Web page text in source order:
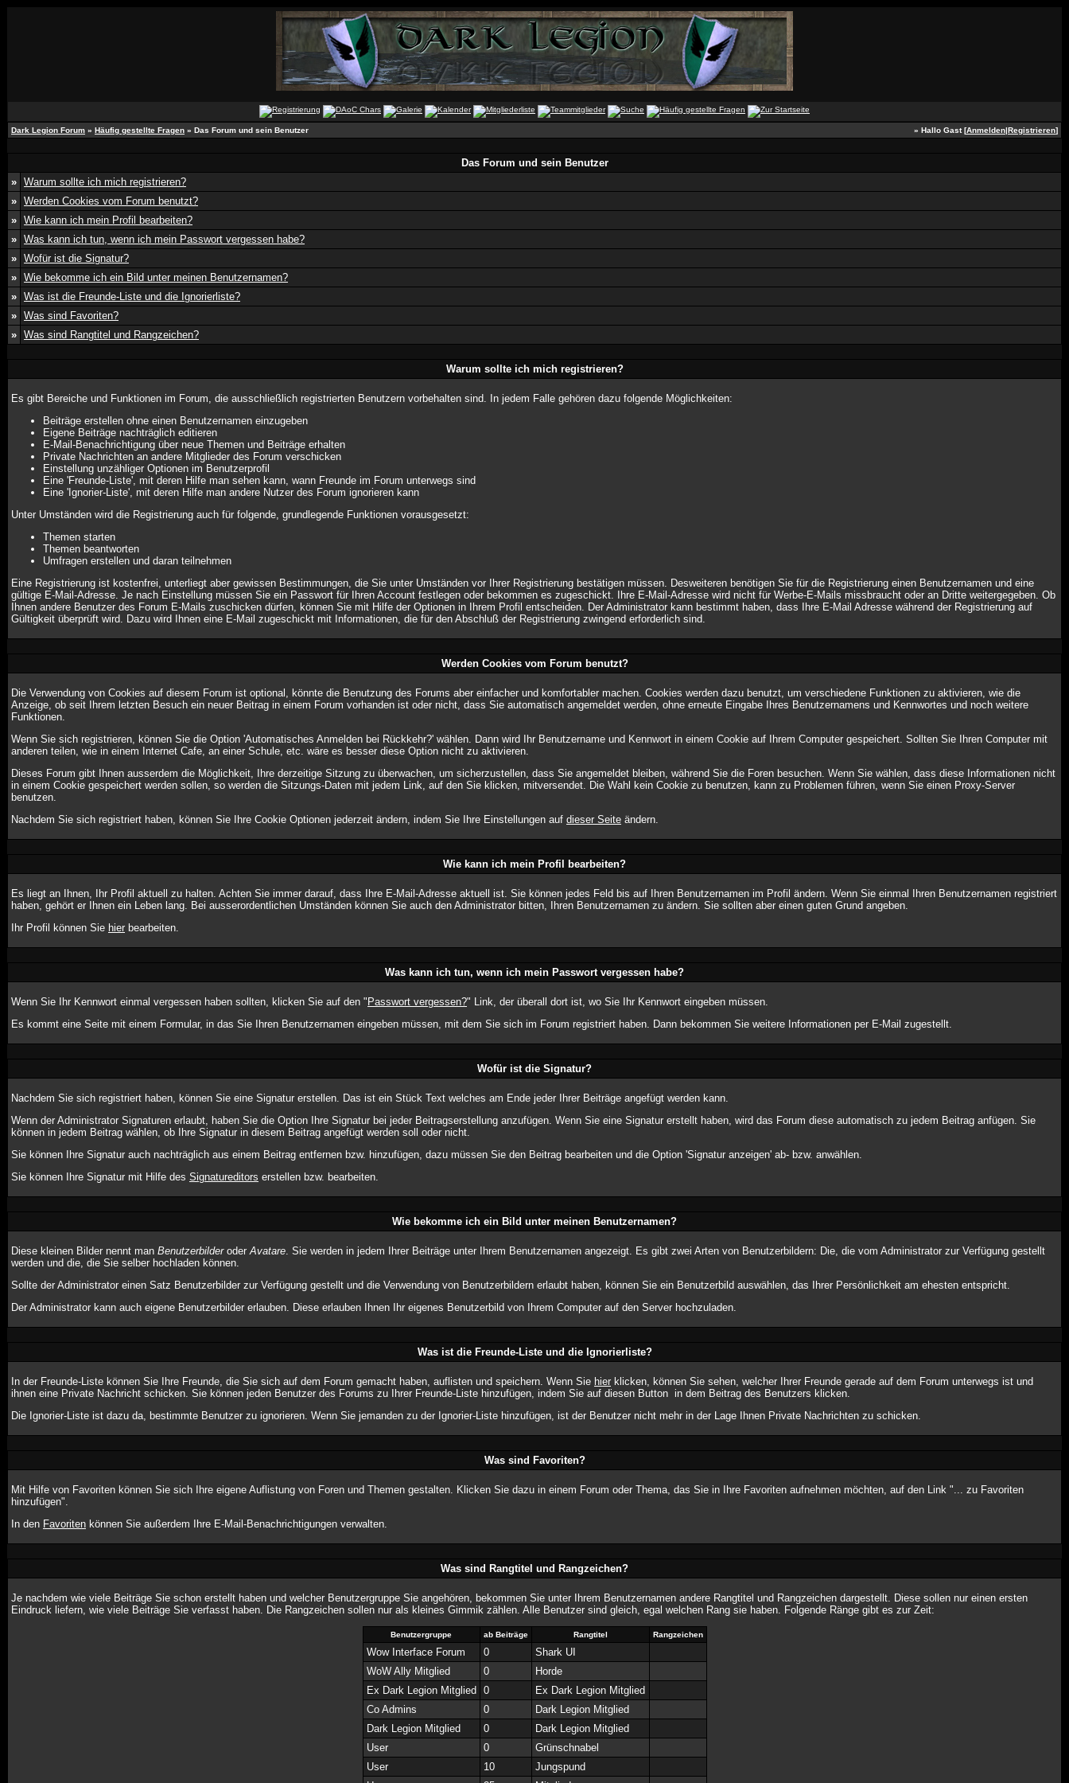
Dark Legion Forum » Häufig gestellte Fragen » Das Forum und sein Benutzer » Hallo Gast [Anmelden|Registrieren]
Das Forum und sein Benutzer
» Warum sollte ich mich registrieren?
» Werden Cookies vom Forum benutzt?
» Wie kann ich mein Profil bearbeiten?
» Was kann ich tun, wenn ich mein Passwort vergessen habe?
» Wofür ist die Signatur?
» Wie bekomme ich ein Bild unter meinen Benutzernamen?
» Was ist die Freunde-Liste und die Ignorierliste?
» Was sind Favoriten?
» Was sind Rangtitel und Rangzeichen?
Warum sollte ich mich registrieren?
Es gibt Bereiche und Funktionen im Forum, die ausschließlich registrierten Benutzern vorbehalten sind. In jedem Falle gehören dazu folgende Möglichkeiten:
Beiträge erstellen ohne einen Benutzernamen einzugeben
Eigene Beiträge nachträglich editieren
E-Mail-Benachrichtigung über neue Themen und Beiträge erhalten
Private Nachrichten an andere Mitglieder des Forum verschicken
Einstellung unzähliger Optionen im Benutzerprofil
Eine 'Freunde-Liste', mit deren Hilfe man sehen kann, wann Freunde im Forum unterwegs sind
Eine 'Ignorier-Liste', mit deren Hilfe man andere Nutzer des Forum ignorieren kann
Unter Umständen wird die Registrierung auch für folgende, grundlegende Funktionen vorausgesetzt:
Themen starten
Themen beantworten
Umfragen erstellen und daran teilnehmen
Eine Registrierung ist kostenfrei, unterliegt aber gewissen Bestimmungen, die Sie unter Umständen vor Ihrer Registrierung bestätigen müssen. Desweiteren benötigen Sie für die Registrierung einen Benutzernamen und eine
gültige E-Mail-Adresse. Je nach Einstellung müssen Sie ein Passwort für Ihren Account festlegen oder bekommen es zugeschickt. Ihre E-Mail-Adresse wird nicht für Werbe-E-Mails missbraucht oder an Dritte weitergegeben. Ob
Ihnen andere Benutzer des Forum E-Mails zuschicken dürfen, können Sie mit Hilfe der Optionen in Ihrem Profil entscheiden. Der Administrator kann bestimmt haben, dass Ihre E-Mail Adresse während der Registrierung auf
Gültigkeit überprüft wird. Dazu wird Ihnen eine E-Mail zugeschickt mit Informationen, die für den Abschluß der Registrierung zwingend erforderlich sind.
Werden Cookies vom Forum benutzt?
Die Verwendung von Cookies auf diesem Forum ist optional, könnte die Benutzung des Forums aber einfacher und komfortabler machen. Cookies werden dazu benutzt, um verschiedene Funktionen zu aktivieren, wie die
Anzeige, ob seit Ihrem letzten Besuch ein neuer Beitrag in einem Forum vorhanden ist oder nicht, dass Sie automatisch angemeldet werden, ohne erneute Eingabe Ihres Benutzernamens und Kennwortes und noch weitere
Funktionen.
Wenn Sie sich registrieren, können Sie die Option 'Automatisches Anmelden bei Rückkehr?' wählen. Dann wird Ihr Benutzername und Kennwort in einem Cookie auf Ihrem Computer gespeichert. Sollten Sie Ihren Computer mit
anderen teilen, wie in einem Internet Cafe, an einer Schule, etc. wäre es besser diese Option nicht zu aktivieren.
Dieses Forum gibt Ihnen ausserdem die Möglichkeit, Ihre derzeitige Sitzung zu überwachen, um sicherzustellen, dass Sie angemeldet bleiben, während Sie die Foren besuchen. Wenn Sie wählen, dass diese Informationen nicht
in einem Cookie gespeichert werden sollen, so werden die Sitzungs-Daten mit jedem Link, auf den Sie klicken, mitversendet. Die Wahl kein Cookie zu benutzen, kann zu Problemen führen, wenn Sie einen Proxy-Server
benutzen.
Nachdem Sie sich registriert haben, können Sie Ihre Cookie Optionen jederzeit ändern, indem Sie Ihre Einstellungen auf dieser Seite ändern.
Wie kann ich mein Profil bearbeiten?
Es liegt an Ihnen, Ihr Profil aktuell zu halten. Achten Sie immer darauf, dass Ihre E-Mail-Adresse aktuell ist. Sie können jedes Feld bis auf Ihren Benutzernamen im Profil ändern. Wenn Sie einmal Ihren Benutzernamen registriert
haben, gehört er Ihnen ein Leben lang. Bei ausserordentlichen Umständen können Sie auch den Administrator bitten, Ihren Benutzernamen zu ändern. Sie sollten aber einen guten Grund angeben.
Ihr Profil können Sie hier bearbeiten.
Was kann ich tun, wenn ich mein Passwort vergessen habe?
Wenn Sie Ihr Kennwort einmal vergessen haben sollten, klicken Sie auf den " Passwort vergessen?" Link, der überall dort ist, wo Sie Ihr Kennwort eingeben müssen.
Es kommt eine Seite mit einem Formular, in das Sie Ihren Benutzernamen eingeben müssen, mit dem Sie sich im Forum registriert haben. Dann bekommen Sie weitere Informationen per E-Mail zugestellt.
Wofür ist die Signatur?
Nachdem Sie sich registriert haben, können Sie eine Signatur erstellen. Das ist ein Stück Text welches am Ende jeder Ihrer Beiträge angefügt werden kann.
Wenn der Administrator Signaturen erlaubt, haben Sie die Option Ihre Signatur bei jeder Beitragserstellung anzufügen. Wenn Sie eine Signatur erstellt haben, wird das Forum diese automatisch zu jedem Beitrag anfügen. Sie
können in jedem Beitrag wählen, ob Ihre Signatur in diesem Beitrag angefügt werden soll oder nicht.
Sie können Ihre Signatur auch nachträglich aus einem Beitrag entfernen bzw. hinzufügen, dazu müssen Sie den Beitrag bearbeiten und die Option 'Signatur anzeigen' ab- bzw. anwählen.
Sie können Ihre Signatur mit Hilfe des Signatureditors erstellen bzw. bearbeiten.
Wie bekomme ich ein Bild unter meinen Benutzernamen?
Diese kleinen Bilder nennt man BenutzerbilderoderAvatare. Sie werden in jedem Ihrer Beiträge unter Ihrem Benutzernamen angezeigt. Es gibt zwei Arten von Benutzerbildern: Die, die vom Administrator zur Verfügung gestellt
werden und die, die Sie selber hochladen können.
Sollte der Administrator einen Satz Benutzerbilder zur Verfügung gestellt und die Verwendung von Benutzerbildern erlaubt haben, können Sie ein Benutzerbild auswählen, das Ihrer Persönlichkeit am ehesten entspricht.
Der Administrator kann auch eigene Benutzerbilder erlauben. Diese erlauben Ihnen Ihr eigenes Benutzerbild von Ihrem Computer auf den Server hochzuladen.
Was ist die Freunde-Liste und die Ignorierliste?
In der Freunde-Liste können Sie Ihre Freunde, die Sie sich auf dem Forum gemacht haben, auflisten und speichern. Wenn Sie hier klicken, können Sie sehen, welcher Ihrer Freunde gerade auf dem Forum unterwegs ist und
ihnen eine Private Nachricht schicken. Sie können jeden Benutzer des Forums zu Ihrer Freunde-Liste hinzufügen, indem Sie auf diesen Button in dem Beitrag des Benutzers klicken.
Die Ignorier-Liste ist dazu da, bestimmte Benutzer zu ignorieren. Wenn Sie jemanden zu der Ignorier-Liste hinzufügen, ist der Benutzer nicht mehr in der Lage Ihnen Private Nachrichten zu schicken.
Was sind Favoriten?
Mit Hilfe von Favoriten können Sie sich Ihre eigene Auflistung von Foren und Themen gestalten. Klicken Sie dazu in einem Forum oder Thema, das Sie in Ihre Favoriten aufnehmen möchten, auf den Link "... zu Favoriten
hinzufügen".
In den Favoriten können Sie außerdem Ihre E-Mail-Benachrichtigungen verwalten.
Was sind Rangtitel und Rangzeichen?
Je nachdem wie viele Beiträge Sie schon erstellt haben und welcher Benutzergruppe Sie angehören, bekommen Sie unter Ihrem Benutzernamen andere Rangtitel und Rangzeichen dargestellt. Diese sollen nur einen ersten
Eindruck liefern, wie viele Beiträge Sie verfasst haben. Die Rangzeichen sollen nur als kleines Gimmik zählen. Alle Benutzer sind gleich, egal welchen Rang sie haben. Folgende Ränge gibt es zur Zeit:
Benutzergruppe ab Beiträge Rangtitel Rangzeichen
Wow Interface Forum 0
Shark UI
WoW Ally Mitglied
0
Horde
Ex Dark Legion Mitglied
0
Ex Dark Legion Mitglied
Co Admins
0
Dark Legion Mitglied
Dark Legion Mitglied
0
Dark Legion Mitglied
User
0
Grünschnabel
User
10
Jungspund